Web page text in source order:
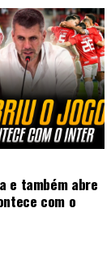
e também abre
com o